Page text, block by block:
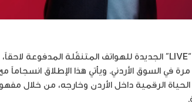
“LIVE”
الجديدة للهواتف المتنقّلة المدفوعة
السوق الأردني. ويأتي هذا الإطلاق انسجاماً
الرقمية داخل الأردن وخارجه، من خلال
.